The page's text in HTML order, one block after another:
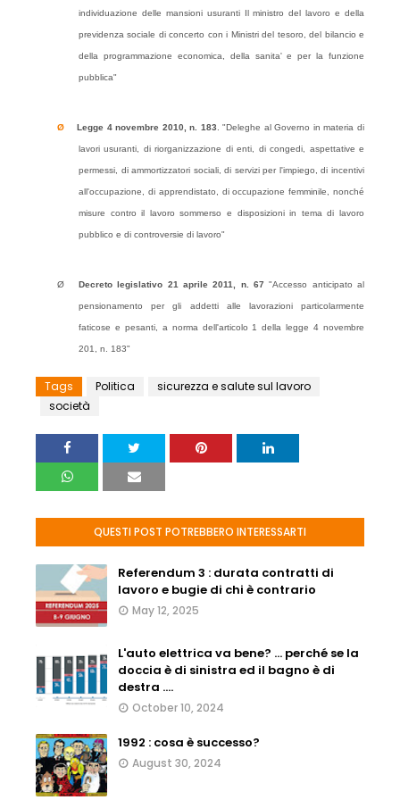
individuazione delle mansioni usuranti Il ministro del lavoro e della
previdenza sociale di concerto con i Ministri del tesoro, del bilancio e
della programmazione economica, della sanita' e per la funzione
pubblica"
Ø Legge 4 novembre 2010, n. 183 . "Deleghe al Governo in materia di
lavori usuranti, di riorganizzazione di enti, di congedi, aspettative e
permessi, di ammortizzatori sociali, di servizi per l'impiego, di incentivi
all'occupazione, di apprendistato, di occupazione femminile, nonché
misure contro il lavoro sommerso e disposizioni in tema di lavoro
pubblico e di controversie di lavoro"
Ø Decreto legislativo 21 aprile 2011, n. 67 "Accesso anticipato al
pensionamento per gli addetti alle lavorazioni particolarmente
faticose e pesanti, a norma dell'articolo 1 della legge 4 novembre
201, n. 183"
Tags Politica
sicurezza e salute sul lavoro
società
QUESTI POST POTREBBERO INTERESSARTI
Referendum 3 : durata contratti di
lavoro e bugie di chi è contrario
May 12, 2025
L'auto elettrica va bene? ... perché se la
doccia è di sinistra ed il bagno è di
destra ....
October 10, 2024
1992 : cosa è successo?
August 30, 2024